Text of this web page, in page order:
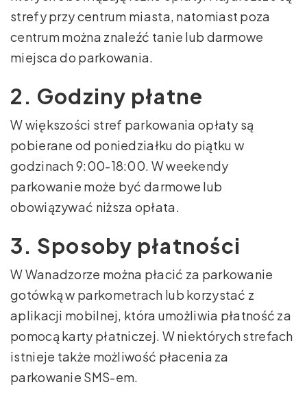
strefy przy centrum miasta, natomiast poza
centrum można znaleźć tanie lub darmowe
miejsca do parkowania.
2. Godziny płatne
W większości stref parkowania opłaty są
pobierane od poniedziałku do piątku w
godzinach 9:00-18:00. W weekendy
parkowanie może być darmowe lub
obowiązywać niższa opłata.
3. Sposoby płatności
W Wanadzorze można płacić za parkowanie
gotówką w parkometrach lub korzystać z
aplikacji mobilnej, która umożliwia płatność za
pomocą karty płatniczej. W niektórych strefach
istnieje także możliwość płacenia za
parkowanie SMS-em.